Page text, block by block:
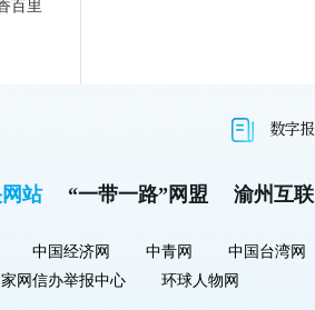
百里
数字报
站 “一带一路”网盟 渝州互联
中国经济网 中青网 中国台湾网
家网信办举报中心 环球人物网